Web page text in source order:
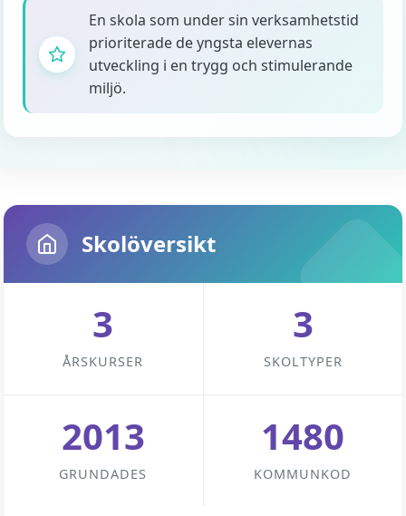
En skola som under sin verksamhetstid
prioriterade de yngsta elevernas
utveckling i en trygg och stimulerande
miljö.
Skolöversikt
3
ÅRSKURSER
3
SKOLTYPER
2013
GRUNDADES
1480
KOMMUNKOD